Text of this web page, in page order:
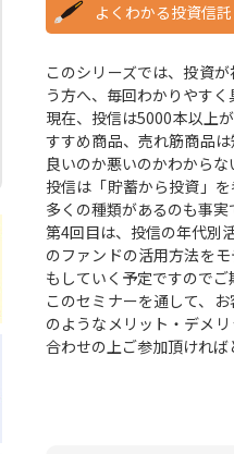
よくわかる投資信託
このシリーズでは、投資
う方へ、毎回わかりやす
現在、投信は5000本以上
すすめ商品、売れ筋商品
良いのか悪いのかわからな
投信は「貯蓄から投資」
多くの種類があるのも事実
第4回目は、投信の年代別
のファンドの活用方法を
もしていく予定ですのでご
このセミナーを通して、
のようなメリット・デメ
合わせの上ご参加頂けれ